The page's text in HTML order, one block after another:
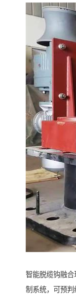
智能脱缆钩融
制系统，可预